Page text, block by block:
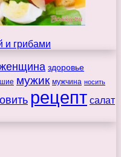
здоровье
мужик мужчина носить
рецепт салат